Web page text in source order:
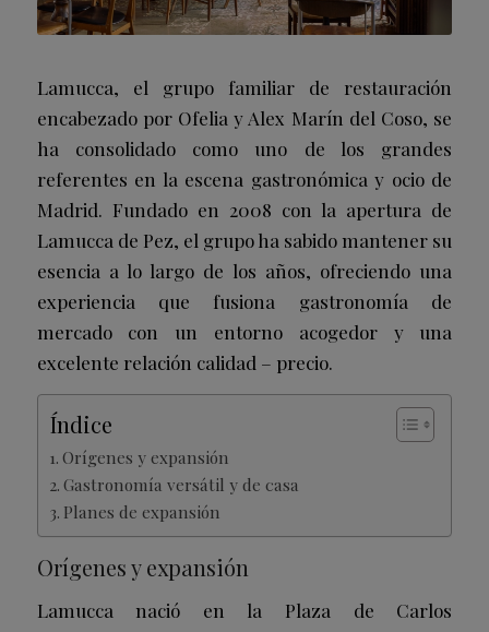
Lamucca, el grupo familiar de restauración
encabezado por Ofelia y Alex Marín del Coso, se
ha consolidado como uno de los grandes
referentes en la escena gastronómica y ocio de
Madrid. Fundado en 2008 con la apertura de
Lamucca de Pez, el grupo ha sabido mantener su
esencia a lo largo de los años, ofreciendo una
experiencia que fusiona gastronomía de
mercado con un entorno acogedor y una
excelente relación calidad – precio.
Índice
Orígenes y expansión
Gastronomía versátil y de casa
Planes de expansión
Orígenes y expansión
Lamucca nació en la Plaza de Carlos